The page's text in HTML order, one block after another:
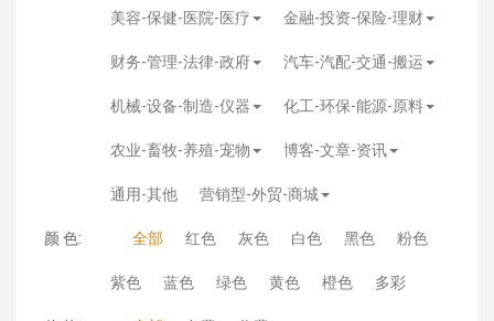
美容-保健-医院-医疗 金融-投资-保险-理财
财务-管理-法律-政府 汽车-汽配-交通-搬运
机械-设备-制造-仪器 化工-环保-能源-原料
农业-畜牧-养殖-宠物 博客-文章-资讯
通用-其他 营销型-外贸-商城
颜 色: 全部 红色 灰色 白色 黑色 粉色
紫色 蓝色 绿色 黄色 橙色 多彩